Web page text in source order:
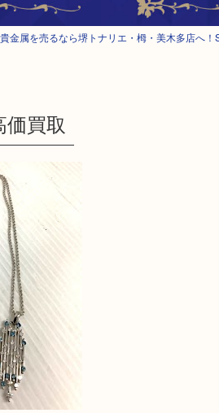
貴金属を売るなら堺トナリエ・栂・美木多店へ！
買取